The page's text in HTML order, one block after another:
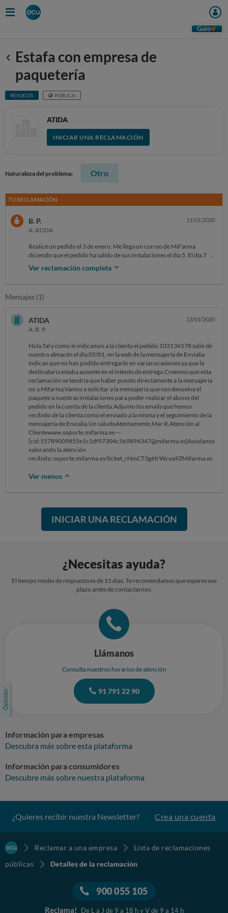
Guio
Anterior
Estafa con empresa de
paquetería
RESUELTA PÚBLICA
ATIDA
INICIAR UNA RECLAMACIÓN
Naturaleza del problema: Otro
TU RECLAMACIÓN
B. P.
A: ATIDA
11/01/2020
Realicé un pedido el 3 de enero. Me llega un correo de MiFarma
diciendo que el pedido ha salido de sus instalaciones el día 5. El día 7
me llega otro correo de la empresa de paquetería Envialia diciendo que
mi paquete se entregaría el día siguiente, 8 de enero.Ese mismo día me
verdad puesto que no puedo salir de mi domicilio por convalecencia.
Envialia pero no cogen el teléfono ni en sede central ni en almacén de
mi ciudad.He contratado y pagado por un servicio que no he recibido
(envío no urgente en 24-72h). Esto se llama fraude, y es evidente que es
por parte de la empresa de mensajería, que actualmente no está en la
base de datos de la OCU para poder ponerles la queja a ellos. Solicito
compensación por servicio no prestado -el servicio de envío en
24/72h- y devolución del importe íntegro del pedido si éste no se
entrega.
Ver reclamación completa
Mensajes (1)
ATIDA
A: B. P.
13/01/2020
Hola,Tal y como le indicamos a la clienta el pedido 103136578 salió de
nuestro almacén el día 05/01, en la web de la mensajería de Envialia
indican que no han podido entregarlo en varias ocasiones ya que la
destinataria estaba ausente en el intento de entrega.Creemos que esta
reclamación se tendría que haber puesto directamente a la mensajería
no a Mifarma.Vamos a solicitar a la mensajería que nos devuelva el
paquete a nuestras instalaciones para poder realizar el abono del
pedido en la cuenta de la clienta.Adjunto los emails que hemos
recibido de la clienta como el enviado a la misma y el seguimiento de la
mensajería de Envialia.Un saludoAtentamente,Mar R.Atención al
Clientewww.soporte.mifarma.es---
[cid:15789009855e1c1df97304c569894347@mifarma.es]Ayúdanos
valorando la atención
recibida::soporte.mifarma.es/ticket_rNmCT3g6frWcua9ZMifarma.es
Ver menos
INICIAR UNA RECLAMACIÓN
¿Necesitas ayuda?
El tiempo medio de respuesta es de 15 días. Te recomendamos que esperes ese
plazo antes de contactarnos.
Llámanos
Consulta nuestros horarios de atención
91 791 22 90
Información para empresas
Descubra más sobre esta plataforma
Información para consumidores
Descubre más sobre nuestra plataforma
¿Quieres recibir nuestra Newsletter? Crea una cuenta
Reclamar a una empresa
Lista de reclamaciones
públicas
Detalles de la reclamación
900 055 105
Reclama! De L a J de 9 a 18 h y V de 9 a 14 h